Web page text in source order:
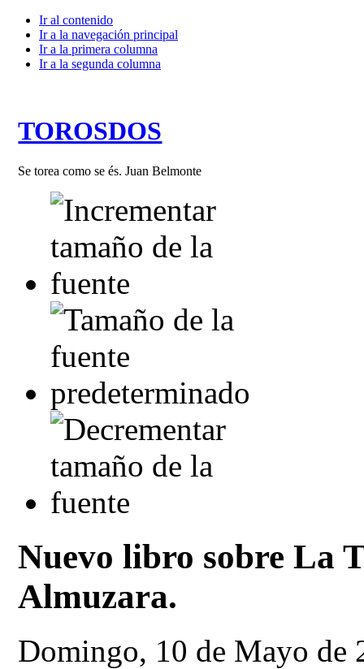
Ir al contenido
Ir a la navegación principal
Ir a la primera columna
Ir a la segunda columna
TOROSDOS
Se torea como se és. Juan Belmonte
Nuevo libro sobre La
Almuzara.
Domingo, 10 de Mayo de